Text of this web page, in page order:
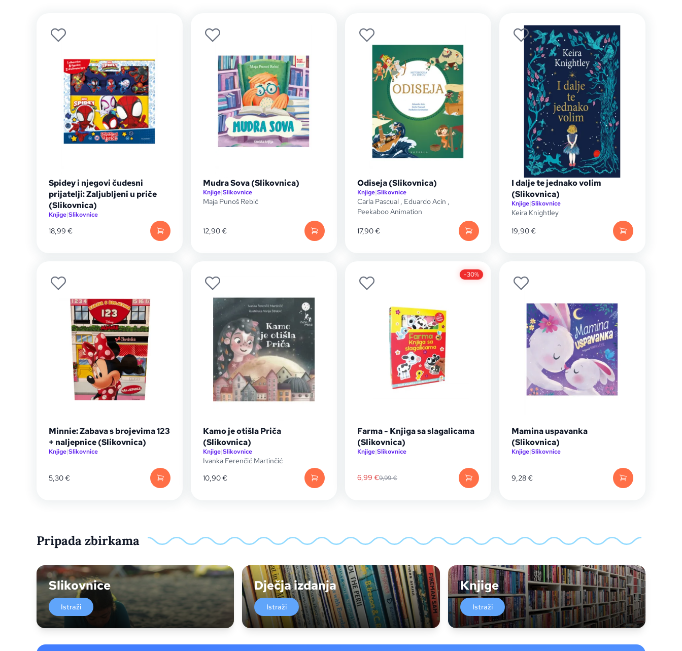
Spidey i njegovi čudesni
prijatelji: Zaljubljeni u priče
(Slikovnica)
Knjige|Slikovnice
18,99 €
Mudra Sova (Slikovnica)
Knjige|Slikovnice
Maja Punoš Rebić
12,90€
Odiseja (Slikovnica)
Knjige|Slikovnice
Carla Pascual , Eduardo Acín ,
Peekaboo Animation
17,90€
I dalje te jednako volim
(Slikovnica)
Knjige|Slikovnice
Keira Knightley
19,90€
Minnie: Zabava s brojevima 123
+ naljepnice (Slikovnica)
Knjige|Slikovnice
5,30€
Kamo je otišla Priča
(Slikovnica)
Knjige|Slikovnice
Ivanka Ferenčić Martinčić
10,90€
-30%
Farma - Knjiga sa slagalicama
(Slikovnica)
Knjige|Slikovnice
6,99 €9,99€
Mamina uspavanka
(Slikovnica)
Knjige|Slikovnice
9,28€
Pripada zbirkama
Slikovnice
Istraži
Dječja izdanja
Istraži
Knjige
Istraži